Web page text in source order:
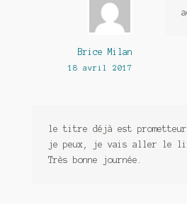
Brice Milan
18 avril 2017
le titre déjà est
je peux, je vais aller le
Très bonne journée.